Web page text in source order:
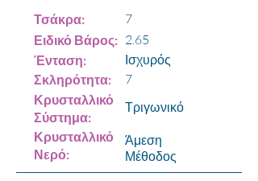
Τσάκρα:
Ειδικό Βάρος:
Ένταση:
Σκληρότητα:
Κρυσταλλικό
Σύστημα:
Κρυσταλλικό
Νερό:
7
2.65
Ισχυρός
7
Τριγωνικό
Άμεση
Μέθοδος